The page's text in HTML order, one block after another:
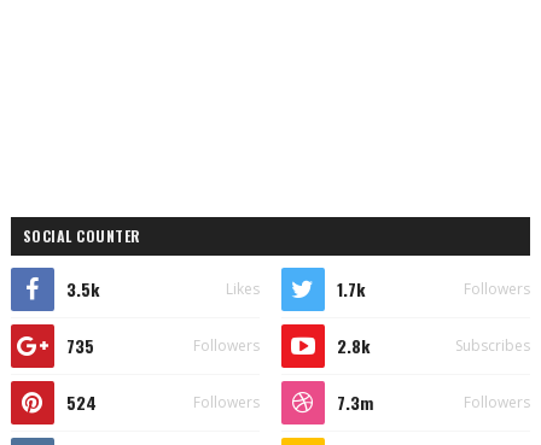
SOCIAL COUNTER
3.5k Likes 1.7k Followers
735 Followers 2.8k Subscribes
524 Followers 7.3m Followers